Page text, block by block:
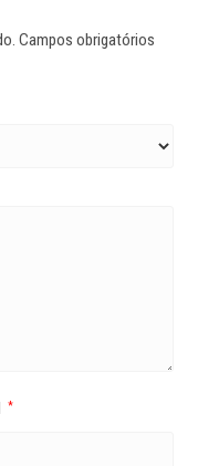
Campos obrigatórios
*